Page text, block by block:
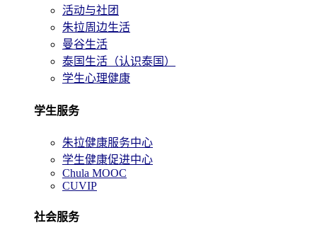
活动与社团
朱拉周边生活
曼谷生活
泰国生活（认识泰国）
学生心理健康
学生服务
朱拉健康服务中心
学生健康促进中心
Chula MOOC
CUVIP
社会服务